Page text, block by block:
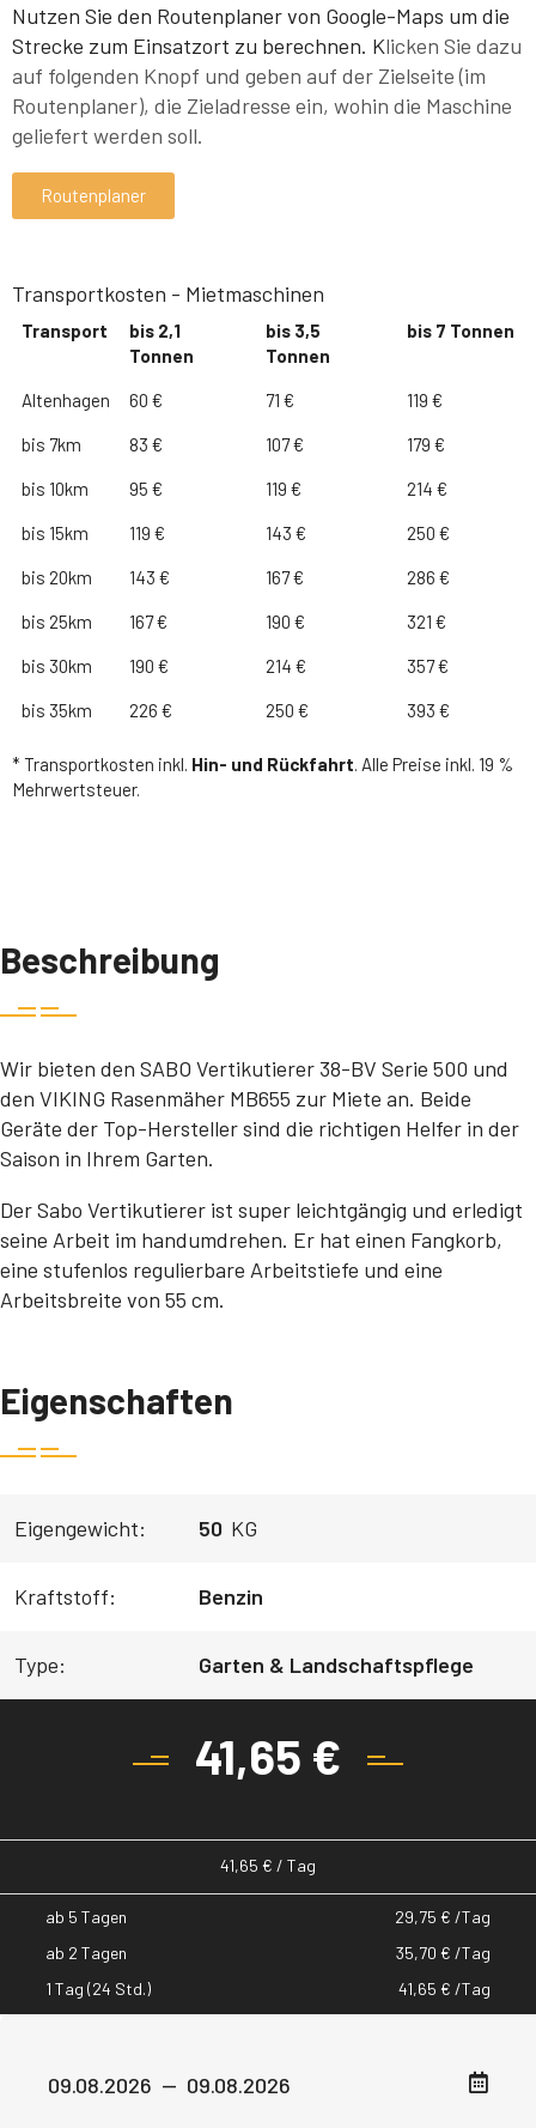
Nutzen Sie den Routenplaner von Google-Maps um die
Strecke zum Einsatzort zu berechnen. Klicken Sie dazu
auf folgenden Knopf und geben auf der Zielseite (im
Routenplaner), die Zieladresse ein, wohin die Maschine
geliefert werden soll.
Routenplaner
Transportkosten - Mietmaschinen
Transport
bis 2,1
Tonnen
bis 3,5
Tonnen
bis 7 Tonnen
Altenhagen 60 € 71 € 119 €
bis 7km 83 € 107 € 179 €
bis 10km 95 € 119 € 214 €
bis 15km 119 € 143 € 250 €
bis 20km 143 € 167 € 286 €
bis 25km 167 € 190 € 321 €
bis 30km 190 € 214 € 357 €
bis 35km 226 € 250 € 393 €
* Transportkosten inkl. Hin- und Rückfahrt. Alle Preise inkl. 19 %
Mehrwertsteuer.
Beschreibung
Wir bieten den SABO Vertikutierer 38-BV Serie 500 und
den VIKING Rasenmäher MB655 zur Miete an. Beide
Geräte der Top-Hersteller sind die richtigen Helfer in der
Saison in Ihrem Garten.
Der Sabo Vertikutierer ist super leichtgängig und erledigt
seine Arbeit im handumdrehen. Er hat einen Fangkorb,
eine stufenlos regulierbare Arbeitstiefe und eine
Arbeitsbreite von 55 cm.
Eigenschaften
Eigengewicht: 50 KG
Kraftstoff: Benzin
Type: Garten & Landschaftspflege
41,65 €
41,65 € / Tag
ab 5 Tagen 29,75 € /Tag
ab 2 Tagen
35,70 € /Tag
1 Tag (24 Std.)
41,65 € /Tag